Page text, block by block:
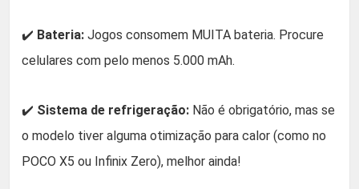
✔️ Bateria: Jogos consomem MUITA bateria. Procure
celulares com pelo menos 5.000 mAh.
✔️ Sistema de refrigeração: Não é obrigatório, mas se
o modelo tiver alguma otimização para calor (como no
POCO X5 ou Infinix Zero), melhor ainda!